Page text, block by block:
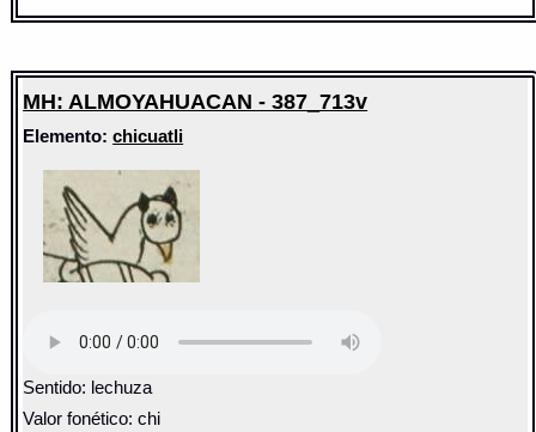
MH: ALMOYAHUACAN - 387_713v
Elemento:chicuatli
Sentido: lechuza
Valor fonético: chi